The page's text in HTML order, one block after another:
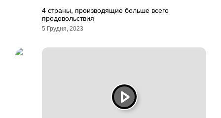
4 страны, производящие больше всего
продовольствия
5 Грудня, 2023